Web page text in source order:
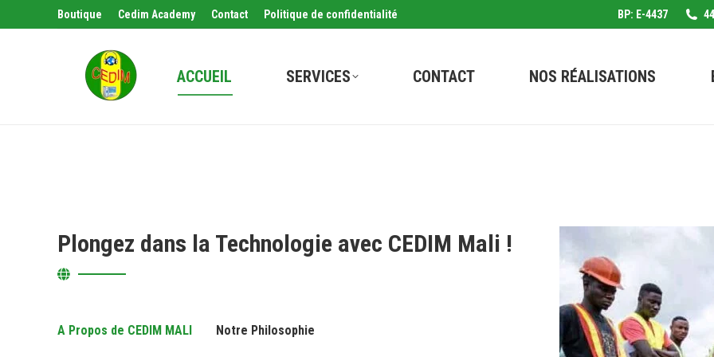
Boutique Cedim Academy Contact Politique de confidentialité BP: E-4437
ACCUEIL SERVICES CONTACT NOS RÉALISATIONS
Plongez dans la Technologie avec CEDIM Mali !
A Propos de CEDIM MALI Notre Philosophie